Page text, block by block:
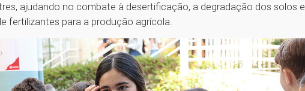
ajudando no combate à desertificação, a degradação dos solos e
fertilizantes para a produção agrícola.